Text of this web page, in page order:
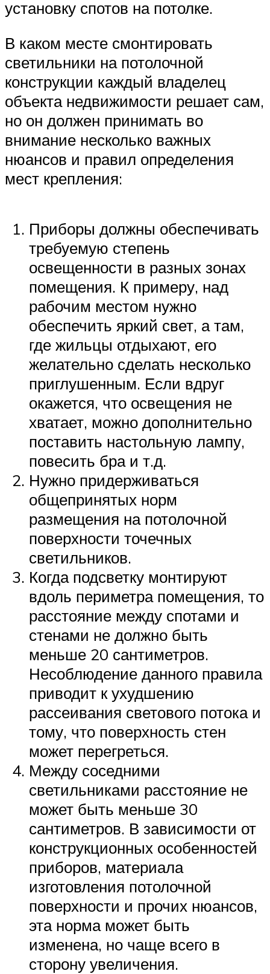
установку спотов на потолке.
В каком месте смонтировать
светильники на потолочной
конструкции каждый владелец
объекта недвижимости решает сам,
но он должен принимать во
внимание несколько важных
нюансов и правил определения
мест крепления:
Приборы должны обеспечивать
требуемую степень
освещенности в разных зонах
помещения. К примеру, над
рабочим местом нужно
обеспечить яркий свет, а там,
где жильцы отдыхают, его
желательно сделать несколько
приглушенным. Если вдруг
окажется, что освещения не
хватает, можно дополнительно
поставить настольную лампу,
повесить бра и т.д.
Нужно придерживаться
общепринятых норм
размещения на потолочной
поверхности точечных
светильников.
Когда подсветку монтируют
вдоль периметра помещения, то
расстояние между спотами и
стенами не должно быть
меньше 20 сантиметров.
Несоблюдение данного правила
приводит к ухудшению
рассеивания светового потока и
тому, что поверхность стен
может перегреться.
Между соседними
светильниками расстояние не
может быть меньше 30
сантиметров. В зависимости от
конструкционных особенностей
приборов, материала
изготовления потолочной
поверхности и прочих нюансов,
эта норма может быть
изменена, но чаще всего в
сторону увеличения.